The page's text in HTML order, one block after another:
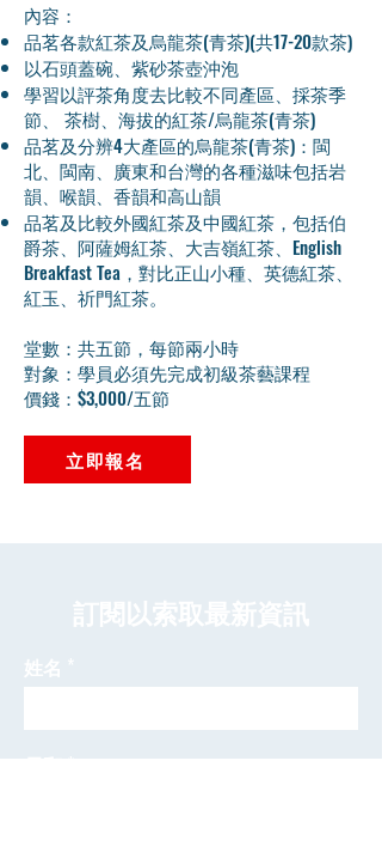
內容：
品茗各款紅茶及烏龍茶(青茶)(共17-20款茶)
以石頭蓋碗、紫砂茶壺沖泡
學習以評茶角度去比較不同產區、採茶季
節、 茶樹、海拔的紅茶/烏龍茶(青茶)
品茗及分辨4大產區的烏龍茶(青茶)：閩
北、閩南、廣東和台灣的各種滋味包括岩
韻、喉韻、香韻和高山韻
品茗及比較外國紅茶及中國紅茶，包括伯
爵茶、阿薩姆紅茶、大吉嶺紅茶、English
Breakfast Tea，對比正山小種、英德紅茶、
紅玉、祈門紅茶。
堂數：共五節，每節兩小時
對象：學員必須先完成初級茶藝課程
價錢：$3,000/五節
立即報名
​訂閱以索取最新資訊
姓名
電郵